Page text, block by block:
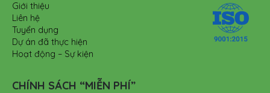
Giới thiệu
Liên hệ
Tuyển dụng
Dự án đã thực hiện
Hoạt động – Sự kiện
CHÍNH SÁCH “MIỄN PHÍ”